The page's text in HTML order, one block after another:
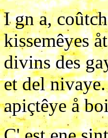
I gn a,
kissemêyes
divins des
et del
apiçtêye å